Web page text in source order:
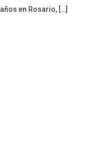
años en Rosario, […]